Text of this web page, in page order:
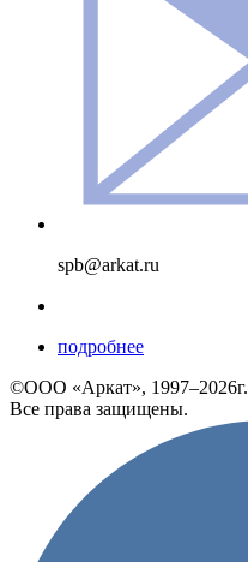
spb@arkat.ru
подробнее
©ООО «Аркат», 1997–2026г.
Все права защищены.